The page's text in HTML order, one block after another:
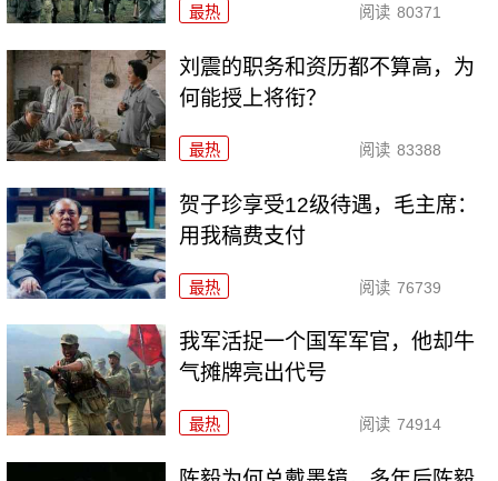
最热 阅读 80371
刘震的职务和资历都不算高，为
何能授上将衔？
最热 阅读 83388
贺子珍享受12级待遇，毛主席：
用我稿费支付
最热 阅读 76739
我军活捉一个国军军官，他却牛
气摊牌亮出代号
最热 阅读 74914